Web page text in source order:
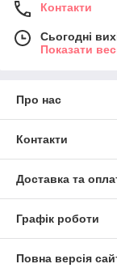
Контакти
Сьогодні
Показати
Про нас
Контакти
Доставка та
Графік роботи
Повна версія